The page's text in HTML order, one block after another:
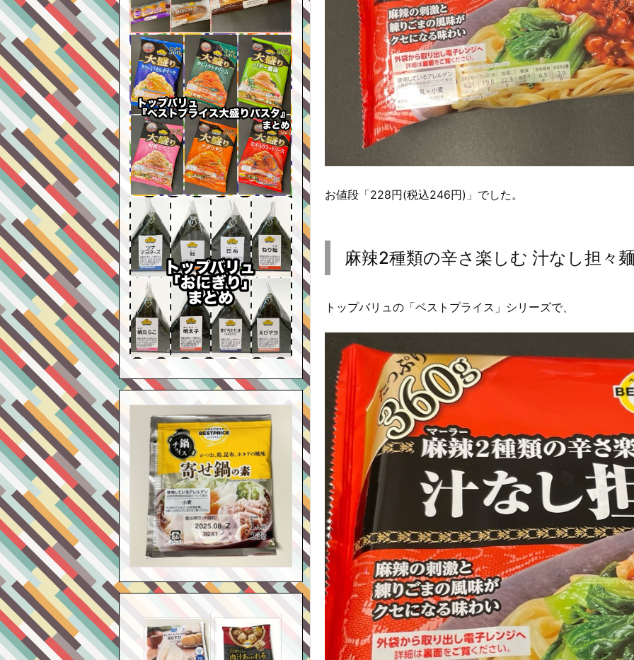
お値段「228円(税込246円)」でした。
麻辣2種類の辛さ楽しむ 汁なし担々
トップバリュの「ベストプライス」シリーズで、